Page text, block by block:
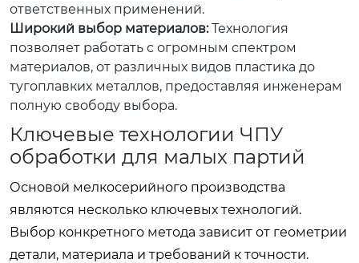
ответственных применений.
Широкий выбор материалов:Технология
позволяет работать с огромным спектром
материалов, от различных видов пластика до
тугоплавких металлов, предоставляя инженерам
полную свободу выбора.
Ключевые технологии ЧПУ
обработки для малых партий
Основой мелкосерийного производства
являются несколько ключевых технологий.
Выбор конкретного метода зависит от геометрии
детали, материала и требований к точности.